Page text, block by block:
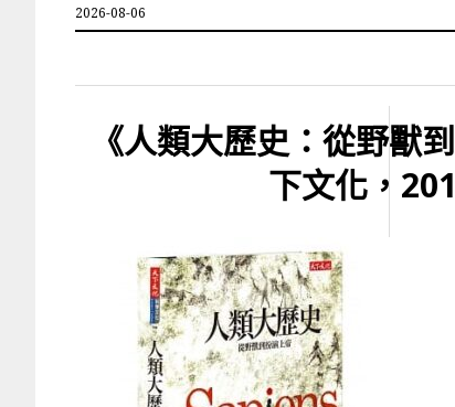
2026-08-06
《人類大歷史：從野獸
下文化，